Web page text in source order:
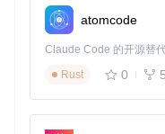
k内置工具是否足够安
码？手动替换文件又该
版本选择需同时考虑
不同更新方式各有优
atomcode
Rust
0